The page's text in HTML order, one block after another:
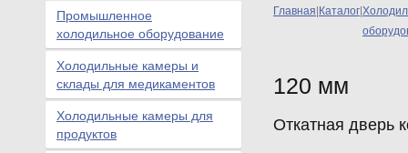
Главная Каталог
120 мм
Откатная дверь
Промышленное
холодильное оборудование
Холодильные камеры и
склады для медикаментов
Холодильные камеры для
продуктов